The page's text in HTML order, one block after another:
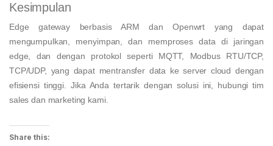
Kesimpulan
Edge gateway berbasis ARM dan Openwrt yang dapat
mengumpulkan, menyimpan, dan memproses data di jaringan
edge, dan dengan protokol seperti MQTT, Modbus RTU/TCP,
TCP/UDP, yang dapat mentransfer data ke server cloud dengan
efisiensi tinggi. Jika Anda tertarik dengan solusi ini, hubungi tim
sales dan marketing kami.
Share this: